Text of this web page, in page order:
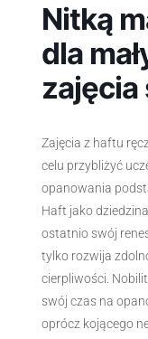
Nitką
dla
zajęcia
Zajęcia z haftu
celu przybliżyć
opanowania
Haft jako
ostatnio swój
tylko rozwija
cierpliwości.
swój czas na
oprócz kojącego